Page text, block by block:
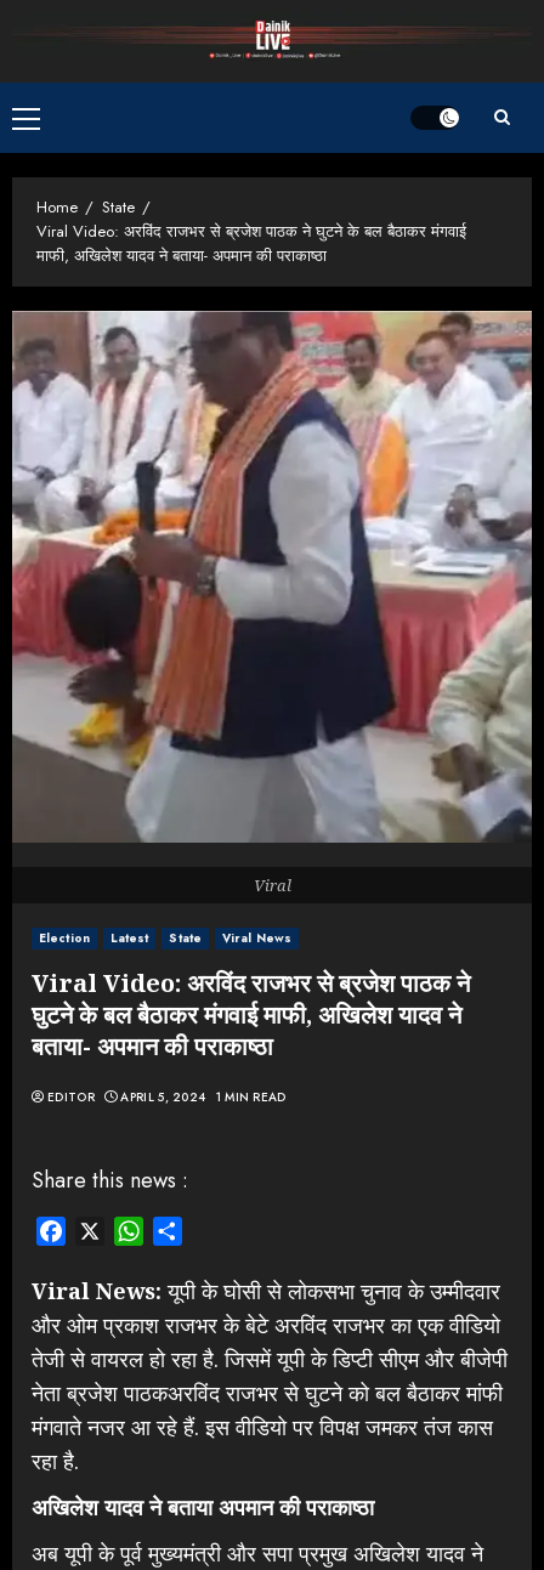
Primary
Menu
Home
State
Viral Video: अरविंद राजभर से ब्रजेश पाठक ने घुटने के बल बैठाकर मंगवाई
माफी, अखिलेश यादव ने बताया- अपमान की पराकाष्ठा
Election Latest State Viral News
Viral Video: अरविंद राजभर से ब्रजेश पाठक ने
घुटने के बल बैठाकर मंगवाई माफी, अखिलेश यादव ने
बताया- अपमान की पराकाष्ठा
EDITOR APRIL 5, 2024 1 MIN READ
Viral
Share this news :
Facebook WhatsApp
Viral News: यूपी के घोसी से लोकसभा चुनाव के उम्मीदवार
और ओम प्रकाश राजभर के बेटे अरविंद राजभर का एक वीडियो
तेजी से वायरल हो रहा है. जिसमें यूपी के डिप्टी सीएम और बीजेपी
नेता ब्रजेश पाठकअरविंद राजभर से घुटने को बल बैठाकर मांफी
मंगवाते नजर आ रहे हैं. इस वीडियो पर विपक्ष जमकर तंज कास
रहा है.
अखिलेश यादव ने बताया अपमान की पराकाष्ठा
अब यूपी के पूर्व मुख्यमंत्री और सपा प्रमुख अखिलेश यादव ने